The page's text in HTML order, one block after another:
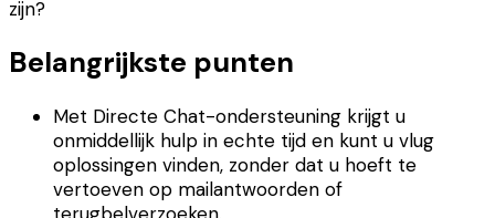
zijn?
Belangrijkste punten
Met Directe Chat-ondersteuning krijgt u
onmiddellijk hulp in echte tijd en kunt u vlug
oplossingen vinden, zonder dat u hoeft te
vertoeven op mailantwoorden of